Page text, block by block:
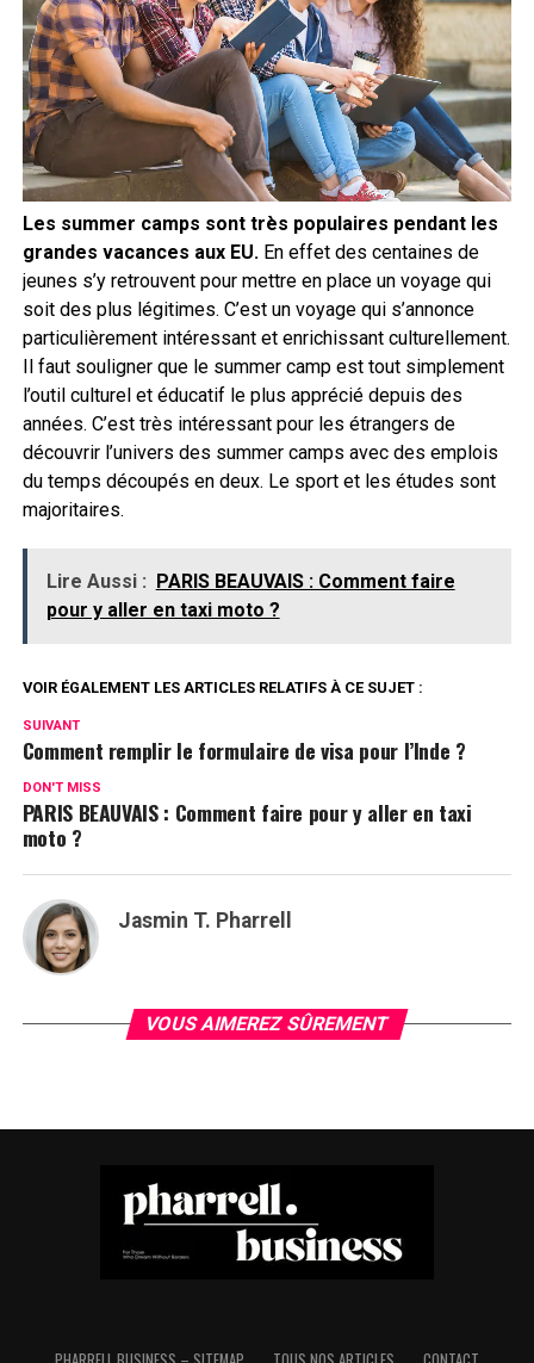
Les summer camps sont très populaires pendant les
grandes vacances aux EU.En effet des centaines de
jeunes s’y retrouvent pour mettre en place un voyage qui
soit des plus légitimes. C’est un voyage qui s’annonce
particulièrement intéressant et enrichissant culturellement.
Il faut souligner que le summer camp est tout simplement
l’outil culturel et éducatif le plus apprécié depuis des
années. C’est très intéressant pour les étrangers de
découvrir l’univers des summer camps avec des emplois
du temps découpés en deux. Le sport et les études sont
majoritaires.
Lire Aussi : PARIS BEAUVAIS : Comment faire
pour y aller en taxi moto ?
VOIR ÉGALEMENT LES ARTICLES RELATIFS À CE SUJET :
SUIVANT
Comment remplir le formulaire de visa pour l’Inde ?
DON'T MISS
PARIS BEAUVAIS : Comment faire pour y aller en taxi
moto ?
Jasmin T. Pharrell
VOUS AIMEREZ SÛREMENT